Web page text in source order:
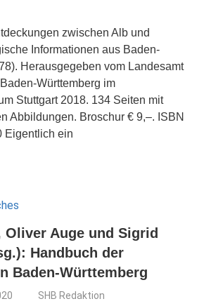
zwischen Alb und
Informationen aus Baden-
Herausgegeben vom Landesamt
Württemberg im
Stuttgart 2018. 134 Seiten mit
Abbildungen. Broschur € 9,–. ISBN
Eigentlich ein
Oliver Auge und Sigrid
Handbuch der
Baden-Württemberg
SHB Redaktion